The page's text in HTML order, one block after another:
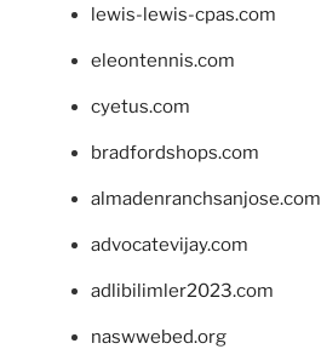
lewis-lewis-cpas.com
eleontennis.com
cyetus.com
bradfordshops.com
almadenranchsanjose.com
advocatevijay.com
adlibilimler2023.com
naswwebed.org